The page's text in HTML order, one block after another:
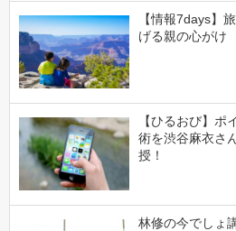
【情報7days】
げる親の心がけ
【ひるおび】ポ
術を渋谷麻衣さ
授！
林修の今でしょ